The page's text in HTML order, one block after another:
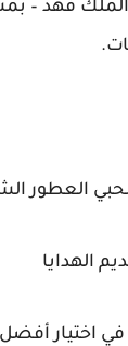
فهد –
العطور
الهدايا
اختيار أفضل